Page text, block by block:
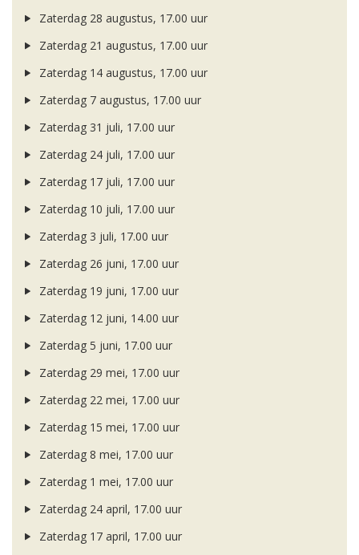
Zaterdag 28 augustus, 17.00 uur
Zaterdag 21 augustus, 17.00 uur
Zaterdag 14 augustus, 17.00 uur
Zaterdag 7 augustus, 17.00 uur
Zaterdag 31 juli, 17.00 uur
Zaterdag 24 juli, 17.00 uur
Zaterdag 17 juli, 17.00 uur
Zaterdag 10 juli, 17.00 uur
Zaterdag 3 juli, 17.00 uur
Zaterdag 26 juni, 17.00 uur
Zaterdag 19 juni, 17.00 uur
Zaterdag 12 juni, 14.00 uur
Zaterdag 5 juni, 17.00 uur
Zaterdag 29 mei, 17.00 uur
Zaterdag 22 mei, 17.00 uur
Zaterdag 15 mei, 17.00 uur
Zaterdag 8 mei, 17.00 uur
Zaterdag 1 mei, 17.00 uur
Zaterdag 24 april, 17.00 uur
Zaterdag 17 april, 17.00 uur